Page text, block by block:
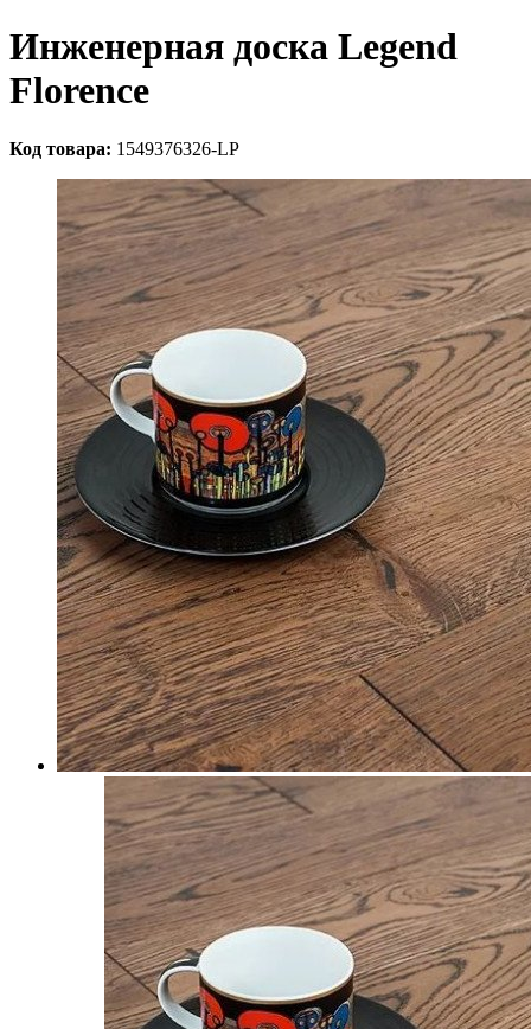
Инженерная доска Legend
Florence
Код товара: 1549376326-LP